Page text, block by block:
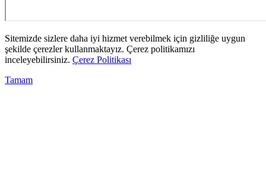
Sitemizde sizlere daha iyi hizmet verebilmek için gizliliğe uygun
şekilde çerezler kullanmaktayız. Çerez politikamızı
inceleyebilirsiniz. Çerez Politikası
Tamam